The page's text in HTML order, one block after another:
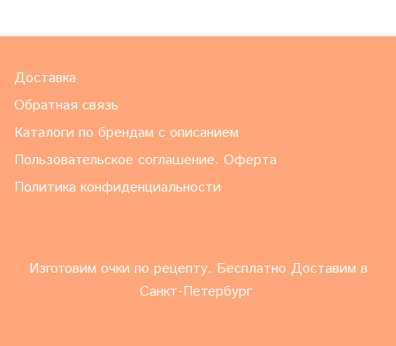
Доставка
Обратная связь
Каталоги по брендам с описанием
Пользовательское соглашение. Оферта
Политика конфиденциальности
Изготовим очки по рецепту. Бесплатно Доставим в
Санкт-Петербург